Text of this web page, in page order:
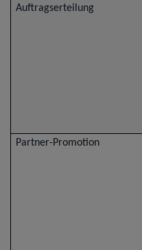
Auftragserteilung
Partner-Promotion